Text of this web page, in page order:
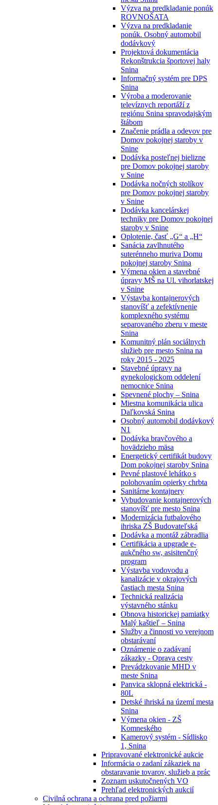
Výzva na predkladanie ponúk
ROVNOŠATA
Výzva na predkladanie
ponúk. Osobný automobil
dodávkový
Projektová dokumentácia
Rekonštrukcia športovej haly
Snina
Informačný systém pre DPS
Snina
Výroba a moderovanie
televíznych reportáží z
regiónu Snina spravodajským
štábom
Značenie prádla a odevov pre
Domov pokojnej staroby v
Snine
Dodávka posteľnej bielizne
pre Domov pokojnej staroby
v Snine
Dodávka nočných stolíkov
pre Domov pokojnej staroby
v Snine
Dodávka kancelárskej
techniky pre Domov pokojnej
staroby v Snine
Oplotenie, časť „G“ a „H“
Sanácia zavlhnutého
suterénneho muriva Domu
pokojnej staroby Snina
Výmena okien a stavebné
úpravy MŠ na Ul. vihorlatskej
v Snine
Výstavba kontajnerových
stanovíšť a zefektívnenie
komplexného systému
separovaného zberu v meste
Snina
Komunitný plán sociálnych
služieb pre mesto Snina na
roky 2015 - 2025
Stavebné úpravy na
gynekologickom oddelení
nemocnice Snina
Spevnené plochy – Snina
Miestna komunikácia ulica
Daľkovská Snina
Osobný automobil dodávkový
N1
Dodávka bravčového a
hovädzieho mäsa
Energetický certifikát budovy
Dom pokojnej staroby Snina
Pevné plastové lehátko s
polohovaním opierky chrbta
Sanitárne kontajnery
Vybudovanie kontajnerových
stanovíšť pre mesto Snina
Modernizácia futbalového
ihriska ZŠ Budovateľská
Dodávka a montáž zábradlia
Certifikácia a upgrade e-
aukčného sw, asisitenčný
program
Výstavba vodovodu a
kanalizácie v okrajových
častiach mesta Snina
Technická realizácia
výstavného stánku
Obnova historickej pamiatky
Malý kaštieľ – Snina
Služby a činnosti vo verejnom
obstarávaní
Oznámenie o zadávaní
zákazky - Oprava cesty
Prevádzkovanie MHD v
meste Snina
Panvica sklopná elektrická -
80L
Detské ihriská na území mesta
Snina
Výmena okien - ZŠ
Komneského
Kamerový systém - Sídlisko
1, Snina
Pripravované elektronické aukcie
Informácia o zadaní zákaziek na
obstaravanie tovarov, služieb a prác
Zoznam uskutočnených VO
Prehľad elektronických aukcií
Civilná ochrana a ochrana pred požiarmi